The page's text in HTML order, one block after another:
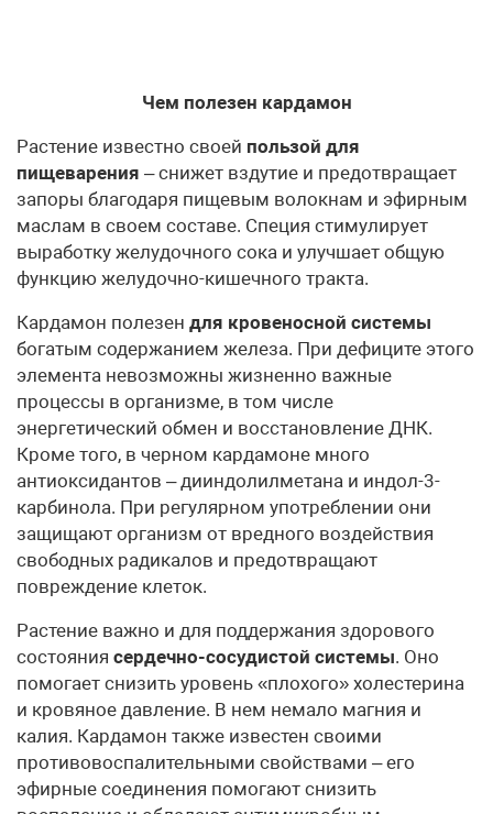
Чем полезен кардамон
Растение известно своей пользой для
пищеварения – снижет вздутие и предотвращает
запоры благодаря пищевым волокнам и эфирным
маслам в своем составе. Специя стимулирует
выработку желудочного сока и улучшает общую
функцию желудочно-кишечного тракта.
Кардамон полезен для кровеносной системы
богатым содержанием железа. При дефиците этого
элемента невозможны жизненно важные
процессы в организме, в том числе
энергетический обмен и восстановление ДНК.
Кроме того, в черном кардамоне много
антиоксидантов – дииндолилметана и индол-3-
карбинола. При регулярном употреблении они
защищают организм от вредного воздействия
свободных радикалов и предотвращают
повреждение клеток.
Растение важно и для поддержания здорового
состояния сердечно-сосудистой системы. Оно
помогает снизить уровень «плохого» холестерина
и кровяное давление. В нем немало магния и
калия. Кардамон также известен своими
противовоспалительными свойствами – его
эфирные соединения помогают снизить